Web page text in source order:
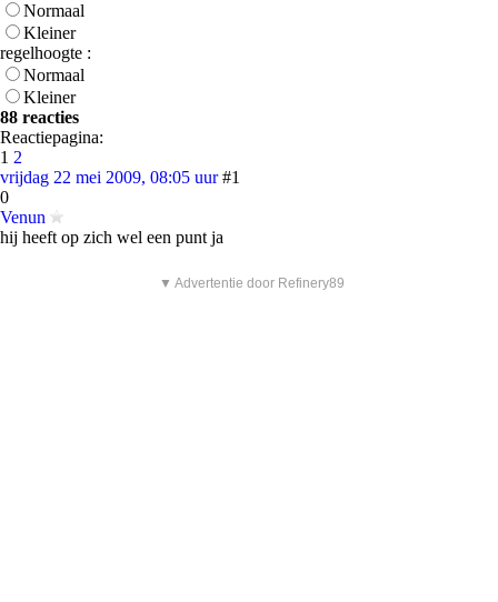
Normaal
Kleiner
regelhoogte :
Normaal
Kleiner
88 reacties
Reactiepagina:
1 2
vrijdag 22 mei 2009, 08:05 uur #1
0
Venun
hij heeft op zich wel een punt ja
▼ Advertentie door Refinery89